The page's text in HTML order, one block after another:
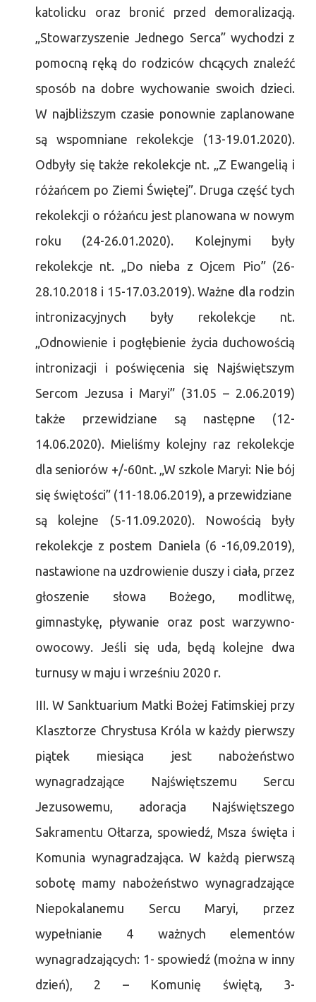
katolicku oraz bronić przed demoralizacją.
„Stowarzyszenie Jednego Serca” wychodzi z
pomocną ręką do rodziców chcących znaleźć
sposób na dobre wychowanie swoich dzieci.
W najbliższym czasie ponownie zaplanowane
są wspomniane rekolekcje (13-19.01.2020).
Odbyły się także rekolekcje nt. „Z Ewangelią i
różańcem po Ziemi Świętej”. Druga część tych
rekolekcji o różańcu jest planowana w nowym
roku (24-26.01.2020). Kolejnymi były
rekolekcje nt. „Do nieba z Ojcem Pio” (26-
28.10.2018 i 15-17.03.2019). Ważne dla rodzin
intronizacyjnych były rekolekcje nt.
„Odnowienie i pogłębienie życia duchowością
intronizacji i poświęcenia się Najświętszym
Sercom Jezusa i Maryi” (31.05 – 2.06.2019)
także przewidziane są następne (12-
14.06.2020). Mieliśmy kolejny raz rekolekcje
dla seniorów +/-60nt. „W szkole Maryi: Nie bój
się świętości” (11-18.06.2019), a przewidziane
są kolejne (5-11.09.2020). Nowością były
rekolekcje z postem Daniela (6 -16,09.2019),
nastawione na uzdrowienie duszy i ciała, przez
głoszenie słowa Bożego, modlitwę,
gimnastykę, pływanie oraz post warzywno-
owocowy. Jeśli się uda, będą kolejne dwa
turnusy w maju i wrześniu 2020 r.
III. W Sanktuarium Matki Bożej Fatimskiej przy
Klasztorze Chrystusa Króla w każdy pierwszy
piątek miesiąca jest nabożeństwo
wynagradzające Najświętszemu Sercu
Jezusowemu, adoracja Najświętszego
Sakramentu Ołtarza, spowiedź, Msza święta i
Komunia wynagradzająca. W każdą pierwszą
sobotę mamy nabożeństwo wynagradzające
Niepokalanemu Sercu Maryi, przez
wypełnianie 4 ważnych elementów
wynagradzających: 1- spowiedź (można w inny
dzień), 2 – Komunię świętą, 3-